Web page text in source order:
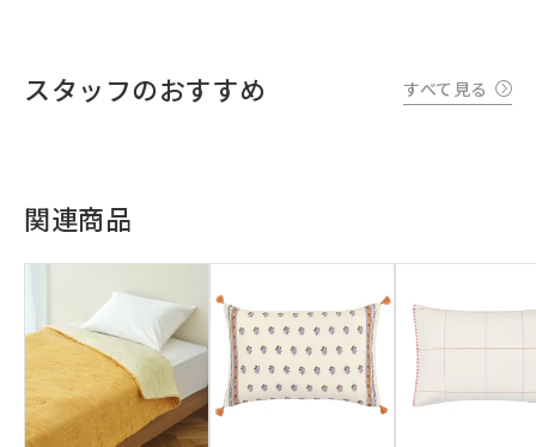
スタッフのおすすめ すべて見る
関連商品